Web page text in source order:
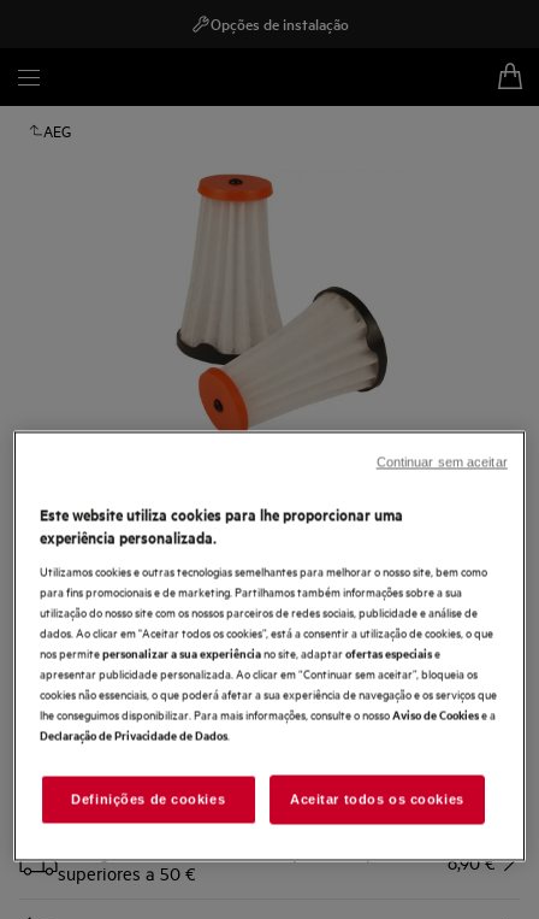
Opções de instalação
AEG
AEF144
Filtro de aspirador
0 (0)
Compre diretamente à AEG e obtenha*
superiores a 50 €
6,90 €
Este website utiliza cookies para lhe proporcionar uma
experiência personalizada.
Utilizamos cookies e outras tecnologias semelhantes para melhorar o nosso site, bem como
para fins promocionais e de marketing. Partilhamos também informações sobre a sua
utilização do nosso site com os nossos parceiros de redes sociais, publicidade e análise de
dados. Ao clicar em "Aceitar todos os cookies”, está a consentir a utilização de cookies, o que
nos permitepersonalizar a sua experiênciano site, adaptarofertas especiaise
apresentar publicidade personalizada. Ao clicar em “Continuar sem aceitar”, bloqueia os
cookies não essenciais, o que poderá afetar a sua experiência de navegação e os serviços que
lhe conseguimos disponibilizar. Para mais informações, consulte o nossoAviso de Cookiese a
Declaração de Privacidade de Dados.
Definições de cookies Aceitar todos os cookies
Continuar sem aceitar